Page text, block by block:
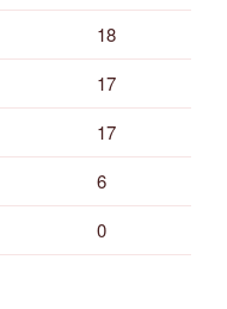
18
17
17
6
0